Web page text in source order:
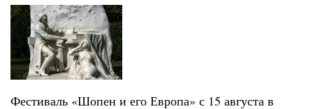
Фестиваль «Шопен и его Европа» с 15 августа в